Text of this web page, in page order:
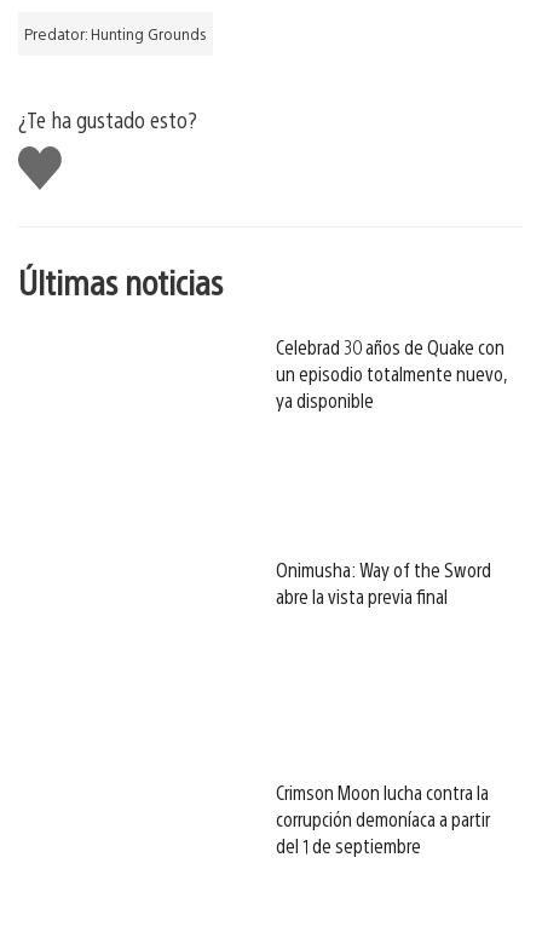
Predator: Hunting Grounds
¿Te ha gustado esto?
Me
gusta
esto
Últimas noticias
Celebrad 30 años de Quake con
un episodio totalmente nuevo,
ya disponible
Onimusha: Way of the Sword
abre la vista previa final
Crimson Moon lucha contra la
corrupción demoníaca a partir
del 1 de septiembre